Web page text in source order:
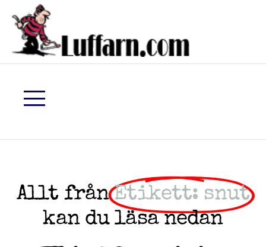
Allt från Etikett: snut
kan du läsa nedan